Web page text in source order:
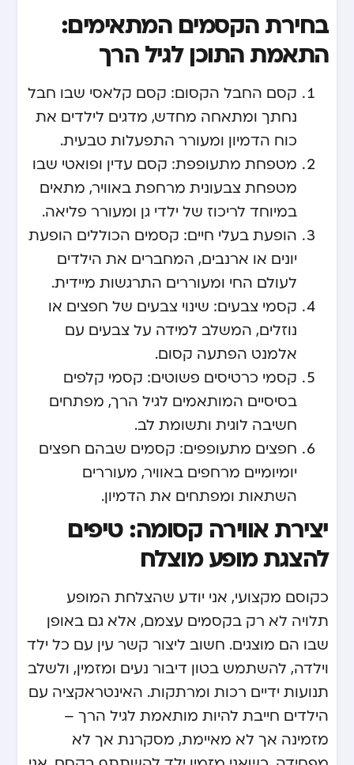
בחירת הקסמים המתאימים:
התאמת התוכן לגיל הרך
קסם החבל הקסום: קסם קלאסי שבו חבל
נחתך ומתאחה מחדש, מדגים לילדים את
כוח הדמיון ומעורר התפעלות טבעית.
מטפחת מתעופפת: קסם עדין ופואטי שבו
מטפחת צבעונית מרחפת באוויר, מתאים
במיוחד לריכוז של ילדי גן ומעורר פליאה.
הופעת בעלי חיים: קסמים הכוללים הופעת
יונים או ארנבים, המחברים את הילדים
לעולם החי ומעוררים התרגשות מיידית.
קסמי צבעים: שינוי צבעים של חפצים או
נוזלים, המשלב למידה על צבעים עם
אלמנט הפתעה קסום.
קסמי כרטיסים פשוטים: קסמי קלפים
בסיסיים המותאמים לגיל הרך, מפתחים
חשיבה לוגית ותשומת לב.
חפצים מתעופפים: קסמים שבהם חפצים
יומיומיים מרחפים באוויר, מעוררים
השתאות ומפתחים את הדמיון.
יצירת אווירה קסומה: טיפים
להצגת מופע מוצלח
כקוסם מקצועי, אני יודע שהצלחת המופע
תלויה לא רק בקסמים עצמם, אלא גם באופן
שבו הם מוצגים. חשוב ליצור קשר עין עם כל ילד
וילדה, להשתמש בטון דיבור נעים ומזמין, ולשלב
תנועות ידיים רכות ומרתקות. האינטראקציה עם
הילדים חייבת להיות מותאמת לגיל הרך –
מזמינה אך לא מאיימת, מסקרנת אך לא